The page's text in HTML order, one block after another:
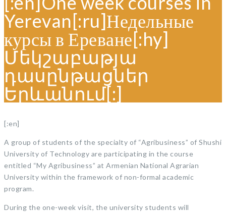
Yerevan[:ru]Недельные
курсы в Ереване[:hy]
Մեկշաբաթյա
դասընթացներ
Երևանում[:]
[:en]
A group of students of the specialty of “Agribusiness” of Shushi
University of Technology are participating in the course
entitled “My Agribusiness” at Armenian National Agrarian
University within the framework of non-formal academic
program.
During the one-week visit, the university students will